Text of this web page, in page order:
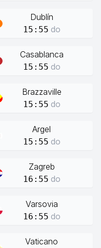
Dublín
15:55 do
Casablanca
15:55 do
Brazzaville
15:55 do
Argel
15:55 do
Zagreb
16:55 do
Varsovia
16:55 do
Vaticano